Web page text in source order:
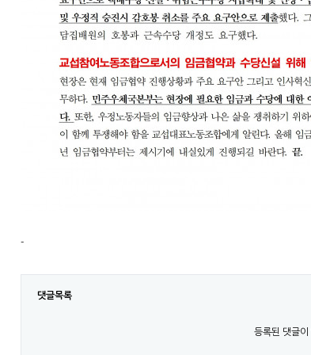
-
댓글목록
등록된 댓글이